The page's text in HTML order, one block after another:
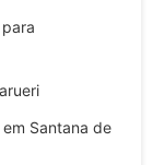
Santana de